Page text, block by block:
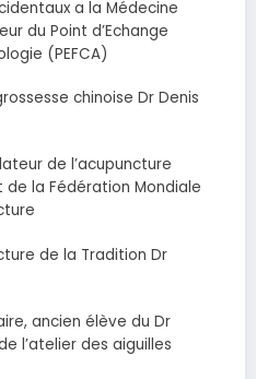
a la Médecine
du Point d’Echange
(PEFCA)
chinoise Dr Denis
de l’acupuncture
la Fédération Mondiale
de la Tradition Dr
ancien élève du Dr
l’atelier des aiguilles